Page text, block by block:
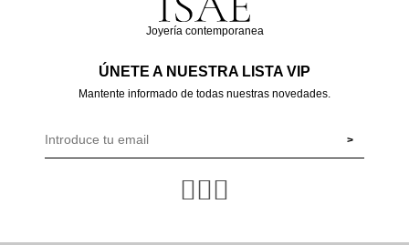
Joyería contemporanea
ÚNETE A NUESTRA LISTA VIP
Mantente informado de todas nuestras novedades.